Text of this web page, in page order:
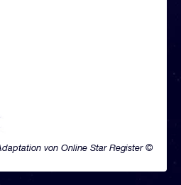
von Online Star Register ©